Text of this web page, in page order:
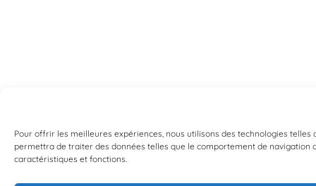
Pour offrir les meilleures expériences, nous utilisons des technologies
permettra de traiter des données telles que le comportement de
caractéristiques et fonctions.